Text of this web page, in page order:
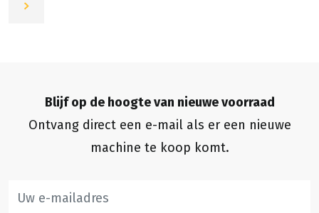
Blijf op de hoogte van nieuwe voorraad
Ontvang direct een e-mail als er een nieuwe
machine te koop komt.